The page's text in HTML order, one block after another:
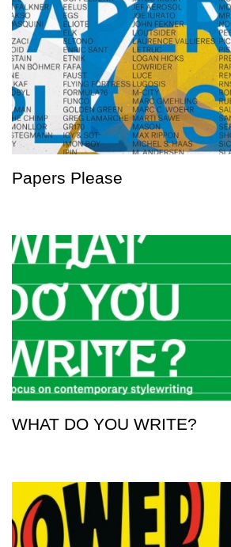
Papers Please
WHAT DO YOU WRITE?